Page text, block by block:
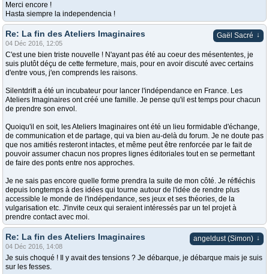
Merci encore !
Hasta siempre la independencia !
Gaël Sacré ↓
Re: La fin des Ateliers Imaginaires
04 Déc 2016, 12:05
C'est une bien triste nouvelle ! N'ayant pas été au coeur des mésententes, je
suis plutôt déçu de cette fermeture, mais, pour en avoir discuté avec certains
d'entre vous, j'en comprends les raisons.
Silentdrift a été un incubateur pour lancer l'indépendance en France. Les
Ateliers Imaginaires ont créé une famille. Je pense qu'il est temps pour chacun
de prendre son envol.
Quoiqu'il en soit, les Ateliers Imaginaires ont été un lieu formidable d'échange,
de communication et de partage, qui va bien au-delà du forum. Je ne doute pas
que nos amitiés resteront intactes, et même peut être renforcée par le fait de
pouvoir assumer chacun nos propres lignes éditoriales tout en se permettant
de faire des ponts entre nos approches.
Je ne sais pas encore quelle forme prendra la suite de mon côté. Je réfléchis
depuis longtemps à des idées qui tourne autour de l'idée de rendre plus
accessible le monde de l'indépendance, ses jeux et ses théories, de la
vulgarisation etc. J'invite ceux qui seraient intéressés par un tel projet à
prendre contact avec moi.
angeldust (Simon) ↓
Re: La fin des Ateliers Imaginaires
04 Déc 2016, 14:08
Je suis choqué ! Il y avait des tensions ? Je débarque, je débarque mais je suis
sur les fesses.